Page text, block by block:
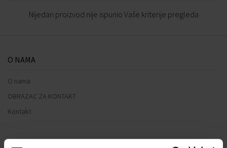
Nijedan proizvod nije ispunio Vaše kriterije pregleda
O NAMA
O nama
OBRAZAC ZA KONTAKT
Kontakt
SVE O KUPNJI